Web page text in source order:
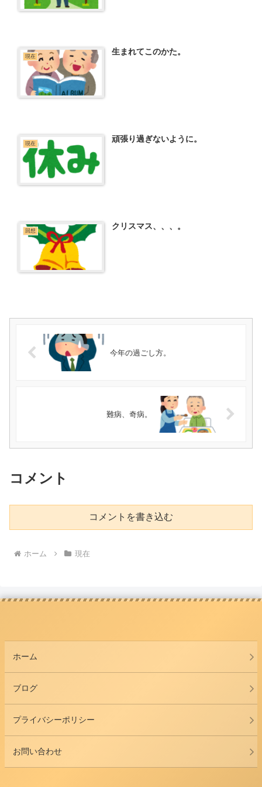
現在 生まれてこのかた。
現在 頑張り過ぎないように。
回想 クリスマス、、、。
今年の過ごし方。
難病、奇病。
コメント
コメントを書き込む
ホーム 現在
ホーム
ブログ
プライバシーポリシー
お問い合わせ